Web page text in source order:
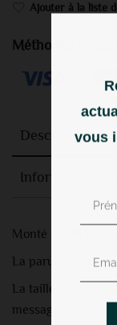
Ajouter à la liste
Méthodes de
Description
Informations
Monté sur fil
La parure sera
La taille du
message avant